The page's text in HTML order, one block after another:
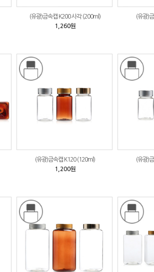
(유광)금속캡 K200 사각 (200ml)
1,260원
(유광)
(유광)금속캡 K120 (120ml)
1,200원
(유광)